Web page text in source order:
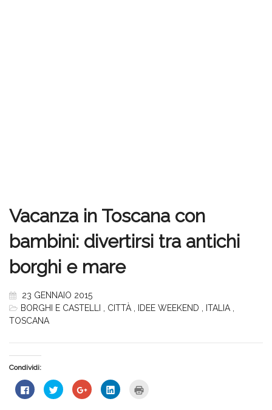
Vacanza in Toscana con
bambini: divertirsi tra antichi
borghi e mare
23 GENNAIO 2015
BORGHI E CASTELLI
CITTÀ IDEE WEEKEND ITALIA
TOSCANA
Condividi:
Fai
clic
Fai
clic
Fai
clic
Fai
clic